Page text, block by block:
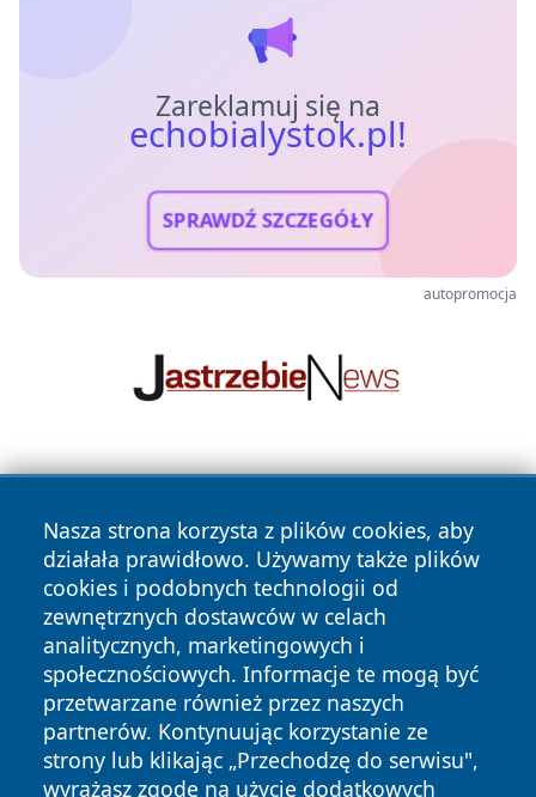
Zareklamuj się na
echobialystok.pl!
SPRAWDŹ SZCZEGÓŁY
autopromocja
Nasza strona korzysta z plików cookies, aby
działała prawidłowo. Używamy także plików
cookies i podobnych technologii od
zewnętrznych dostawców w celach
analitycznych, marketingowych i
społecznościowych. Informacje te mogą być
przetwarzane również przez naszych
partnerów. Kontynuując korzystanie ze
strony lub klikając „Przechodzę do serwisu",
wyrażasz zgodę na użycie dodatkowych
Copyright © 2026 echobialystok.pl Wszystkie prawa
zastrzeżone.
News Autorzy
Polityka
Prywatności
Polityka
Cookies